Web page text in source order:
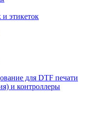
этикеток
для DTF печати
и контроллеры